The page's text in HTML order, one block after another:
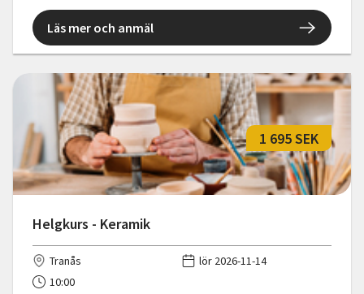
Läs mer och anmäl
Helgkurs - Keramik
1 695 SEK
Tranås
lör 2026-11-14
10:00